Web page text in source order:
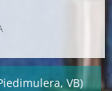
VB)